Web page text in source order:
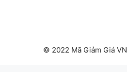
© 2022 Mã Giảm Giá VN